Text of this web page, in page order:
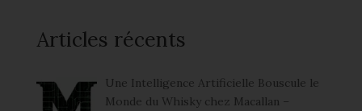
Articles récents
Une Intelligence Artificielle Bouscule le
Monde du Whisky chez Macallan –